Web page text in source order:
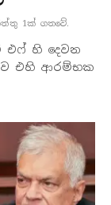
1ක් ගතවේ.
එෆ් හි දෙවන
එහි ආරම්භක